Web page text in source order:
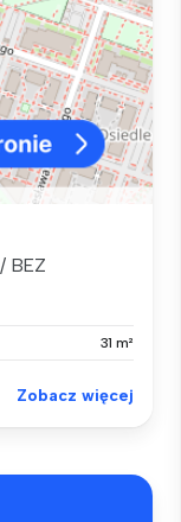
BEZ
31 m²
Zobacz więcej